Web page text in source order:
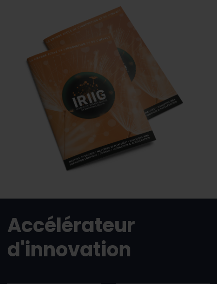
Accélérateur
d'innovation